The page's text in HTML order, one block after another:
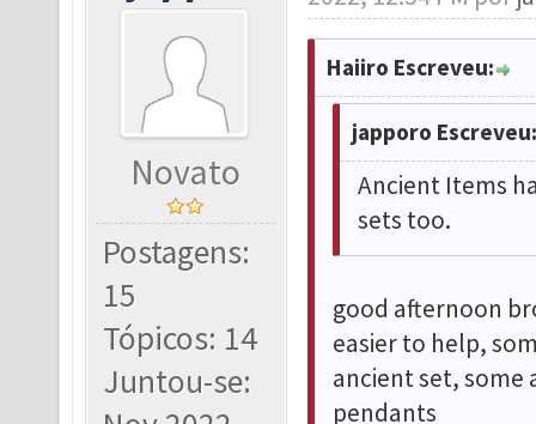
Novato
Postagens:
15
Tópicos: 14
Juntou-se:
Haiiro Escreveu:
japporo Escreveu:
Ancient Items
sets too.
good afternoon
easier to help,
ancient set, some
pendants